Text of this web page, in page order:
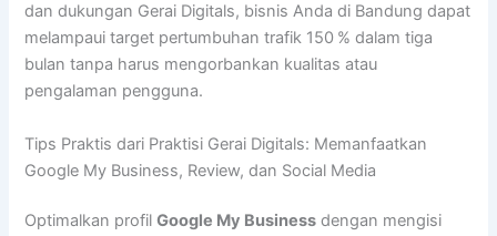
dan dukungan Gerai Digitals, bisnis Anda di Bandung dapat
melampaui target pertumbuhan trafik 150 % dalam tiga
bulan tanpa harus mengorbankan kualitas atau
pengalaman pengguna.
Tips Praktis dari Praktisi Gerai Digitals: Memanfaatkan
Google My Business, Review, dan Social Media
Optimalkan profilGoogle My Business dengan mengisi